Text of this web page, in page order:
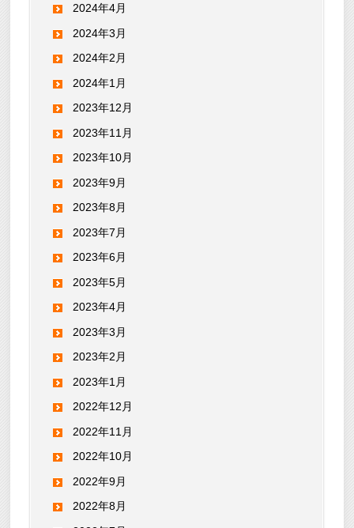
2024年4月
2024年3月
2024年2月
2024年1月
2023年12月
2023年11月
2023年10月
2023年9月
2023年8月
2023年7月
2023年6月
2023年5月
2023年4月
2023年3月
2023年2月
2023年1月
2022年12月
2022年11月
2022年10月
2022年9月
2022年8月